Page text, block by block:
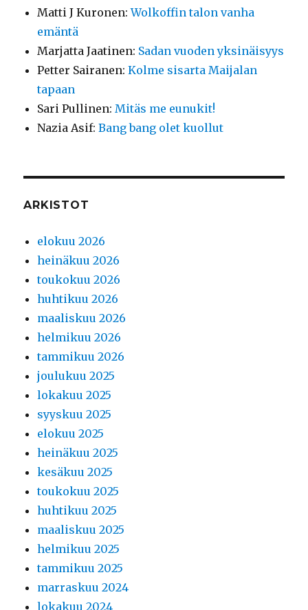
Matti J Kuronen:Wolkoffin talon vanha
emäntä
Marjatta Jaatinen: Sadan vuoden yksinäisyys
Petter Sairanen:Kolme sisarta Maijalan
tapaan
Sari Pullinen: Mitäs me eunukit!
Nazia Asif:Bang bang olet kuollut
ARKISTOT
elokuu 2026
heinäkuu 2026
toukokuu 2026
huhtikuu 2026
maaliskuu 2026
helmikuu 2026
tammikuu 2026
joulukuu 2025
lokakuu 2025
syyskuu 2025
elokuu 2025
heinäkuu 2025
kesäkuu 2025
toukokuu 2025
huhtikuu 2025
maaliskuu 2025
helmikuu 2025
tammikuu 2025
marraskuu 2024
lokakuu 2024